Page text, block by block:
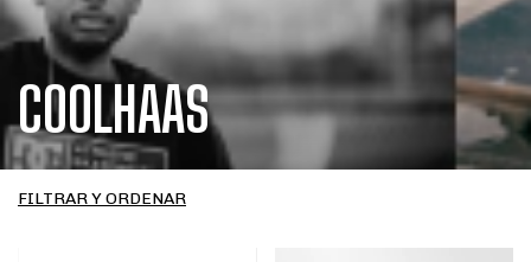
COOLHAAS
FILTRAR Y ORDENAR